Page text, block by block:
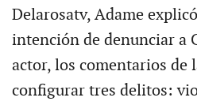
Delarosatv, Adame
intención de denunciar a
actor, los comentarios de
configurar tres delitos: